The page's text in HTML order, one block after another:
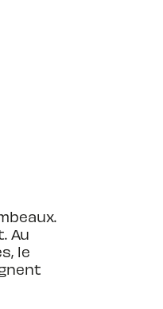
Au
le